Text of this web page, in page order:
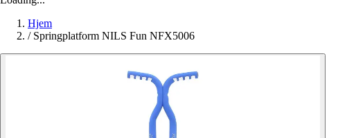
Hjem
/ Springplatform NILS Fun NFX5006